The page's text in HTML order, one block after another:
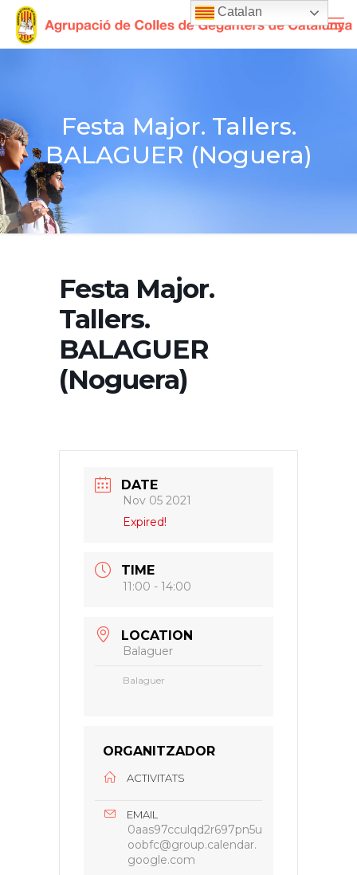
Festa Major. Tallers.
BALAGUER (Noguera)
Festa Major.
Tallers.
BALAGUER
(Noguera)
DATE
Nov 05 2021
Expired!
TIME
11:00 - 14:00
LOCATION
Balaguer
Balaguer
ORGANITZADOR
ACTIVITATS
EMAIL
0aas97cculqd2r697pn5u
oobfc@group.calendar.
google.com
Catalan